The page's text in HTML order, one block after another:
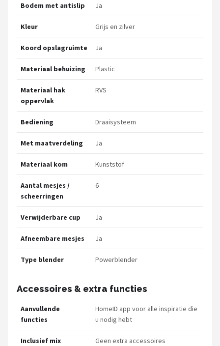
Bodem met antislip Ja
Kleur Grijs en zilver
Koord opslagruimte Ja
Materiaal behuizing Plastic
Materiaal hak
oppervlak
RVS
Bediening Draaisysteem
Met maatverdeling Ja
Materiaal kom Kunststof
Aantal mesjes /
scheerringen
6
Verwijderbare cup Ja
Afneembare mesjes Ja
Type blender Powerblender
Accessoires & extra functies
Aanvullende
functies
HomeID app voor alle inspiratie die
u nodig hebt
Inclusief mix
Geen extra accessoires